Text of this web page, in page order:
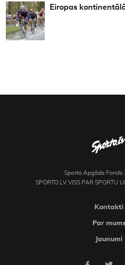
Eiropas
Sporta Apgāda Fonds
SPORTO.LV VISS PAR SPORTU
Kontakti
Par
Jaunumi